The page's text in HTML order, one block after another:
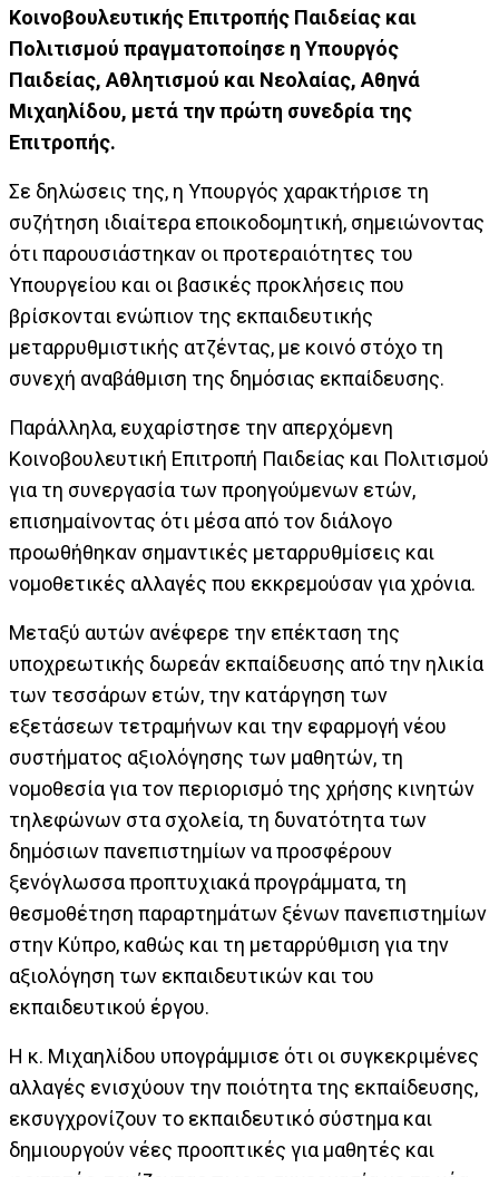
Κοινοβουλευτικής Επιτροπής Παιδείας και
Πολιτισμού πραγματοποίησε η Υπουργός
Παιδείας, Αθλητισμού και Νεολαίας, Αθηνά
Μιχαηλίδου, μετά την πρώτη συνεδρία της
Επιτροπής.
Σε δηλώσεις της, η Υπουργός χαρακτήρισε τη
συζήτηση ιδιαίτερα εποικοδομητική, σημειώνοντας
ότι παρουσιάστηκαν οι προτεραιότητες του
Υπουργείου και οι βασικές προκλήσεις που
βρίσκονται ενώπιον της εκπαιδευτικής
μεταρρυθμιστικής ατζέντας, με κοινό στόχο τη
συνεχή αναβάθμιση της δημόσιας εκπαίδευσης.
Παράλληλα, ευχαρίστησε την απερχόμενη
Κοινοβουλευτική Επιτροπή Παιδείας και Πολιτισμού
για τη συνεργασία των προηγούμενων ετών,
επισημαίνοντας ότι μέσα από τον διάλογο
προωθήθηκαν σημαντικές μεταρρυθμίσεις και
νομοθετικές αλλαγές που εκκρεμούσαν για χρόνια.
Μεταξύ αυτών ανέφερε την επέκταση της
υποχρεωτικής δωρεάν εκπαίδευσης από την ηλικία
των τεσσάρων ετών, την κατάργηση των
εξετάσεων τετραμήνων και την εφαρμογή νέου
συστήματος αξιολόγησης των μαθητών, τη
νομοθεσία για τον περιορισμό της χρήσης κινητών
τηλεφώνων στα σχολεία, τη δυνατότητα των
δημόσιων πανεπιστημίων να προσφέρουν
ξενόγλωσσα προπτυχιακά προγράμματα, τη
θεσμοθέτηση παραρτημάτων ξένων πανεπιστημίων
στην Κύπρο, καθώς και τη μεταρρύθμιση για την
αξιολόγηση των εκπαιδευτικών και του
εκπαιδευτικού έργου.
Η κ. Μιχαηλίδου υπογράμμισε ότι οι συγκεκριμένες
αλλαγές ενισχύουν την ποιότητα της εκπαίδευσης,
εκσυγχρονίζουν το εκπαιδευτικό σύστημα και
δημιουργούν νέες προοπτικές για μαθητές και